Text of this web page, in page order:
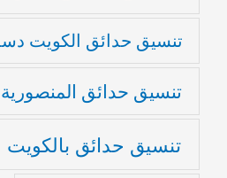
تنسيق حدائق الكويت
تنسيق حدائق المنصورية
تنسيق حدائق بالكويت